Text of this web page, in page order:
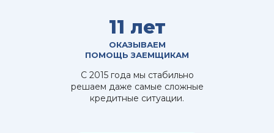
11 лет
ОКАЗЫВАЕМ
ПОМОЩЬ ЗАЕМЩИКАМ
С 2015 года мы стабильно
решаем даже самые сложные
кредитные ситуации.